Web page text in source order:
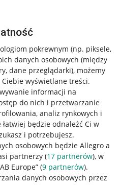
pokrewnym (np. piksele,
danych osobowych (między
dane przeglądarki), możemy
wyświetlane treści.
informacji na
do nich i przetwarzanie
analiz rynkowych i
będzie odnaleźć Ci w
i potrzebujesz.
osobowych będzie Allegro a
partnerzy (17 partnerów), w
Europe” (9 partnerów).
danych osobowych przez